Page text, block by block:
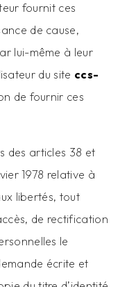
fournit ces
de cause,
lui-même à leur
du site ccs-
de fournir ces
des articles 38 et
1978 relative à
libertés, tout
de rectification
le
écrite et